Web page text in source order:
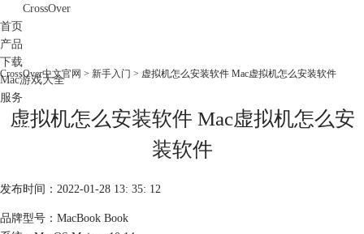
CrossOver
首页
产品
下载
Mac游戏大全
服务
购买
CrossOver中文官网 > 新手入门 > 虚拟机怎么安装软件 Mac虚拟机怎么安装软件
虚拟机怎么安装软件 Mac虚拟机怎么安
装软件
发布时间：2022-01-28 13: 35: 12
品牌型号：MacBook Book